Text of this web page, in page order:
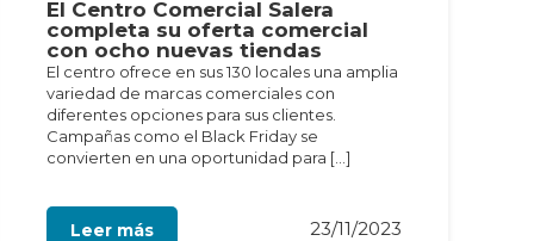
El Centro Comercial Salera
completa su oferta comercial
con ocho nuevas tiendas
El centro ofrece en sus 130 locales una amplia
variedad de marcas comerciales con
diferentes opciones para sus clientes.
Campañas como el Black Friday se
convierten en una oportunidad para […]
Leer más 23/11/2023